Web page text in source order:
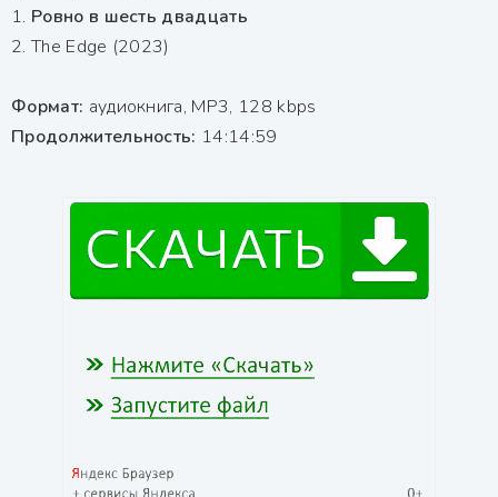
1. Ровно в шесть двадцать
2. The Edge (2023)
Формат: аудиокнига, MP3, 128 kbps
Продолжительность: 14:14:59